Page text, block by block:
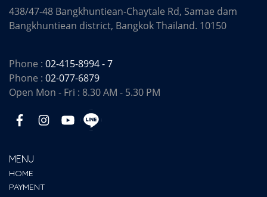
438/47-48 Bangkhuntiean-Chaytale Rd, Samae dam
Bangkhuntiean district, Bangkok Thailand. 10150
Phone : 02-415-8994 - 7
Phone : 02-077-6879
Open Mon - Fri : 8.30 AM - 5.30 PM
MENU
HOME
PAYMENT